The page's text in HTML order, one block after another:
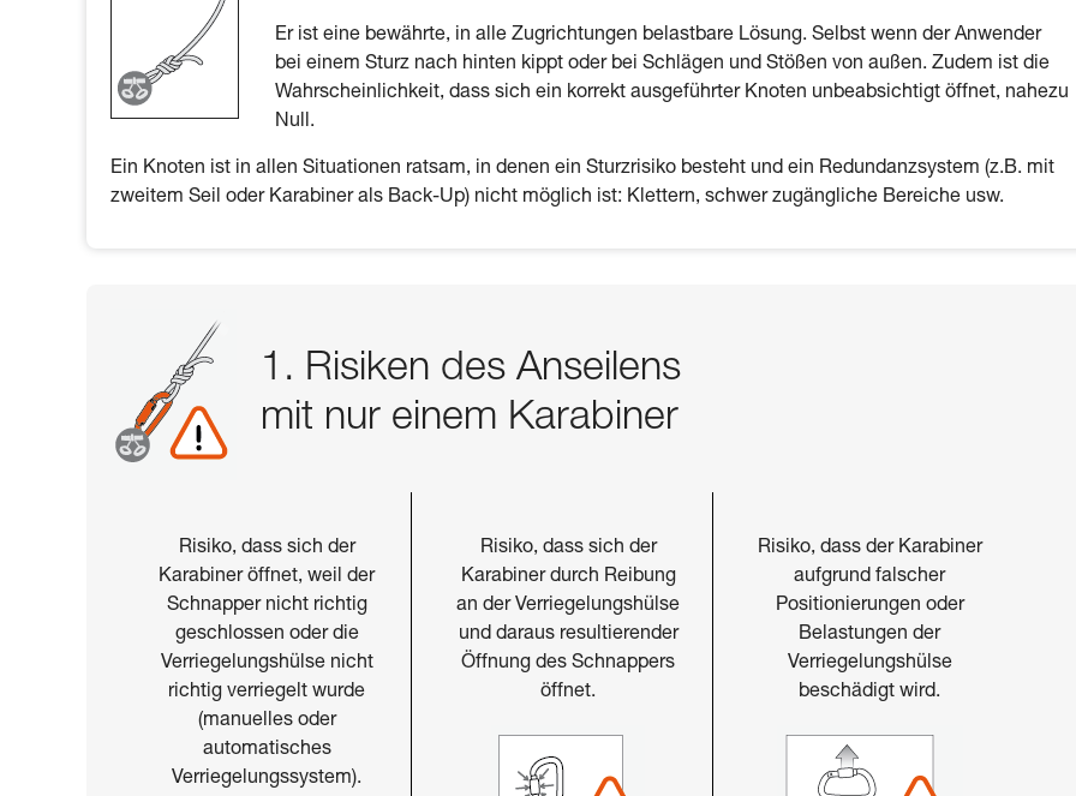
Er ist eine bewährte, in alle Zugrichtungen belastbare Lösung. Selbst wenn der Anwender
bei einem Sturz nach hinten kippt oder bei Schlägen und Stößen von außen. Zudem ist die
Wahrscheinlichkeit, dass sich ein korrekt ausgeführter Knoten unbeabsichtigt öffnet, nahezu
Null.
Ein Knoten ist in allen Situationen ratsam, in denen ein Sturzrisiko besteht und ein Redundanzsystem (z.B. mit
zweitem Seil oder Karabiner als Back-Up) nicht möglich ist: Klettern, schwer zugängliche Bereiche usw.
1. Risiken des Anseilens
mit nur einem Karabiner
Risiko, dass sich der
Karabiner öffnet, weil der
Schnapper nicht richtig
geschlossen oder die
Verriegelungshülse nicht
richtig verriegelt wurde
(manuelles oder
automatisches
Verriegelungssystem).
Risiko, dass sich der
Karabiner durch Reibung
an der Verriegelungshülse
und daraus resultierender
Öffnung des Schnappers
öffnet.
Risiko, dass der Karabiner
aufgrund falscher
Positionierungen oder
Belastungen der
Verriegelungshülse
beschädigt wird.